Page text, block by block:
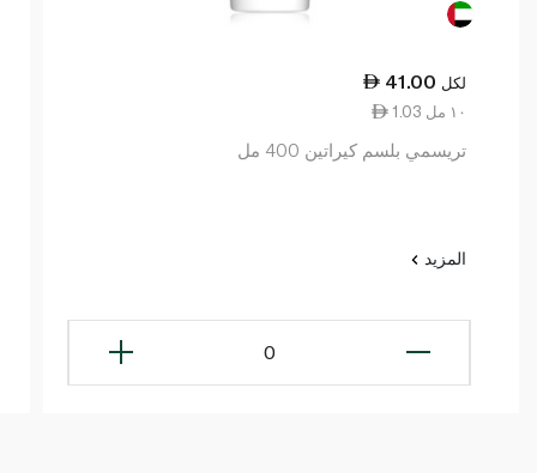
41.00 لكل
1.03 ١٠ مل
تريسمي بلسم كيراتين 400 مل
المزيد
0